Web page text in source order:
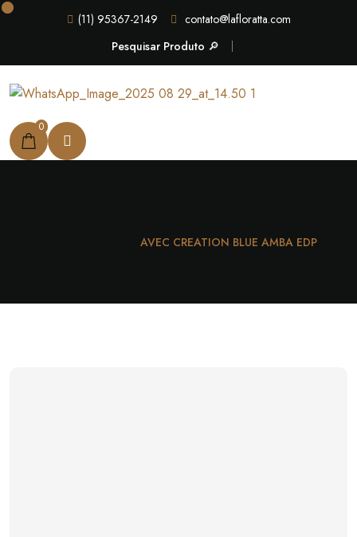
(11) 95367-2149
contato@lafloratta.com
Pesquisar Produto 🔎
0
AVEC CREATION BLUE AMBA EDP